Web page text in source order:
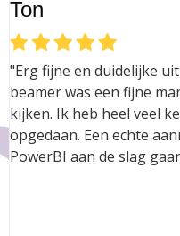
Ton
"Erg fijne en duidelijke
beamer was een fijne
kijken. Ik heb heel veel
opgedaan. Een echte
PowerBI aan de slag